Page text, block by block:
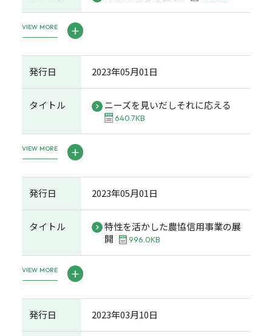
VIEW MORE
発行日 2023年05月01日
タイトル ニーズを見いだしそれに応える
640.7KB
VIEW MORE
発行日 2023年05月01日
タイトル
特性を活かした農協信用事業の展
開
996.0KB
VIEW MORE
発行日 2023年03月10日